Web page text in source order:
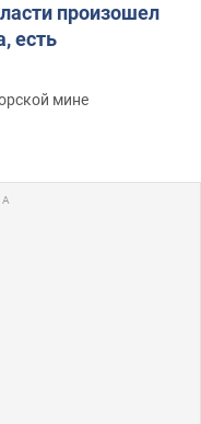
произошел
есть
мине